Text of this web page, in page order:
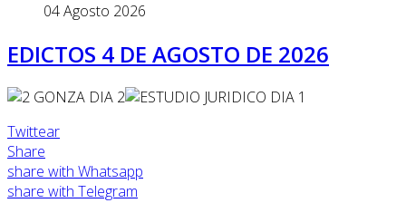
04 Agosto 2026
EDICTOS 4 DE AGOSTO DE 2026
Twittear
Share
share with Whatsapp
share with Telegram